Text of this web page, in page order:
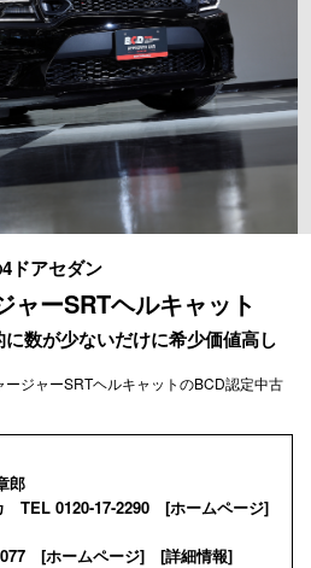
ドアセダン
ャーSRTヘルキャット
数が少ないだけに希少価値高し
ジャーSRTヘルキャットのBCD認定中古
郎
TEL 0120-17-2290 [ホームページ]
[ホームページ] [詳細情報]